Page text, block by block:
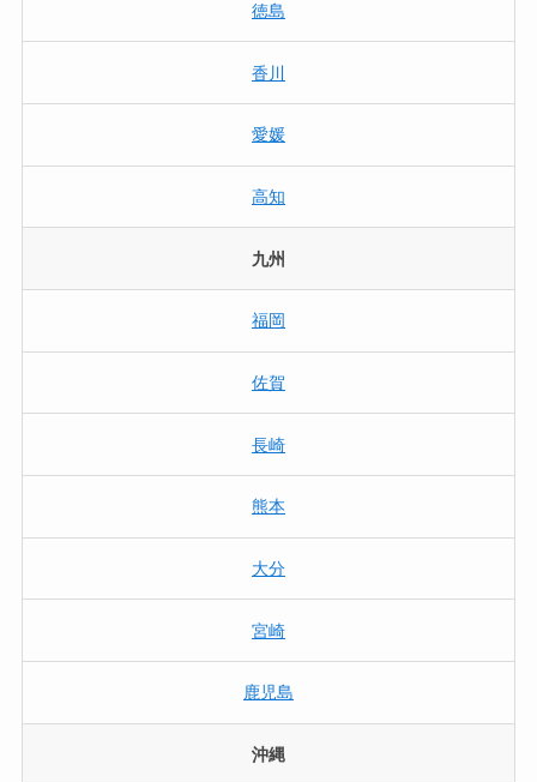
徳島
香川
愛媛
高知
九州
福岡
佐賀
長崎
熊本
大分
宮崎
鹿児島
沖縄